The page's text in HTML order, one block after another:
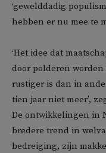
‘gewelddadig
hebben er nu mee te
‘Het idee dat
door polderen
rustiger is dan in
tien jaar niet meer’,
De ontwikkelingen in
bredere trend in
bedreiging, zijn